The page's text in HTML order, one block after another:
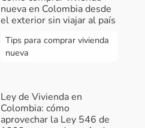
nueva en Colombia desde
el exterior sin viajar al país
Tips para comprar vivienda
nueva
Ley de Vivienda en
Colombia: cómo
aprovechar la Ley 546 de